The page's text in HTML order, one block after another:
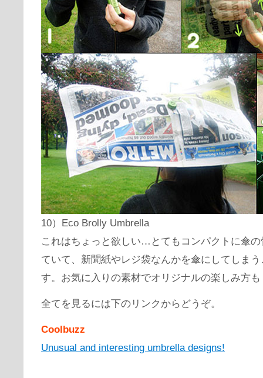
10）Eco Brolly Umbrella
これはちょっと欲しい…とてもコンパクトに傘
ていて、新聞紙やレジ袋なんかを傘にしてしま
す。お気に入りの素材でオリジナルの楽しみ方も
全てを見るには下のリンクからどうぞ。
Coolbuzz
Unusual and interesting umbrella designs!